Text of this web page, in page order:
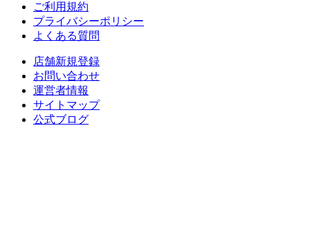
ご利用規約
プライバシーポリシー
よくある質問
店舗新規登録
お問い合わせ
運営者情報
サイトマップ
公式ブログ